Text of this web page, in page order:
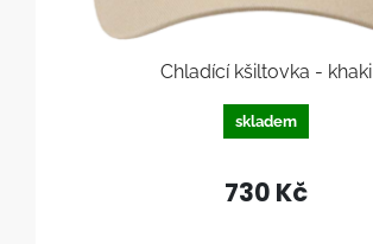
Chladící kšiltovka - khaki
skladem
730 Kč